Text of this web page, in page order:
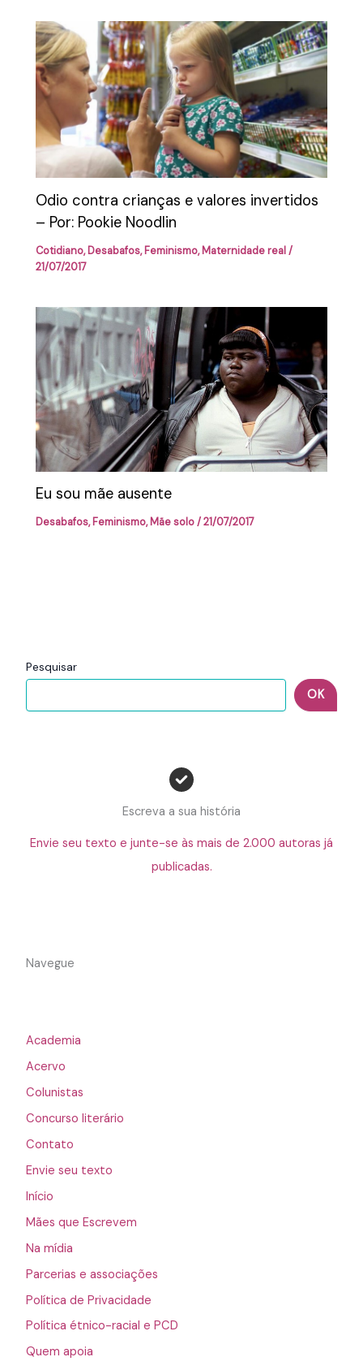
Pesquisar
OK
Escreva a sua história
Envie seu texto e junte-se às mais de 2.000 autoras já
publicadas.
Navegue
Academia
Acervo
Colunistas
Concurso literário
Contato
Envie seu texto
Início
Mães que Escrevem
Na mídia
Parcerias e associações
Política de Privacidade
Política étnico-racial e PCD
Quem apoia
Odio contra crianças e valores invertidos
– Por: Pookie Noodlin
Cotidiano,Desabafos,Feminismo,Maternidade real/
21/07/2017
Eu sou mãe ausente
Desabafos,Feminismo,Mãe solo/21/07/2017